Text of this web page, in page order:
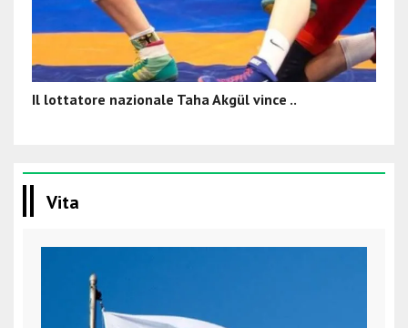
Il lottatore nazionale Taha Akgül vince ..
Vita